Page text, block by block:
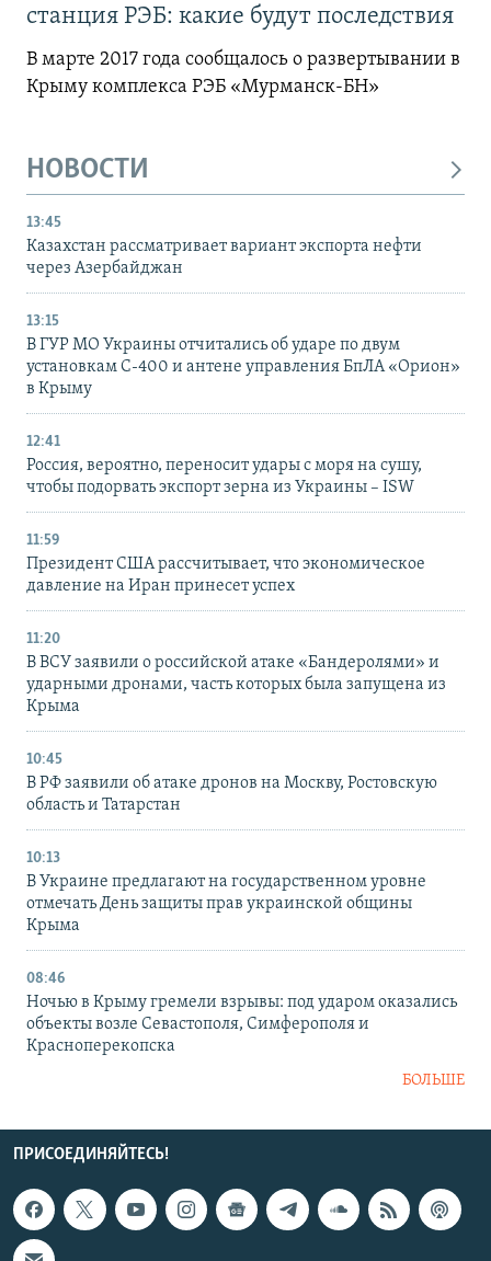
станция РЭБ: какие будут последствия
В марте 2017 года сообщалось о развертывании в
Крыму комплекса РЭБ «Мурманск-БН»
НОВОСТИ
13:45
Казахстан рассматривает вариант экспорта нефти
через Азербайджан
13:15
В ГУР МО Украины отчитались об ударе по двум
установкам С-400 и антене управления БпЛА «Орион»
в Крыму
12:41
Россия, вероятно, переносит удары с моря на сушу,
чтобы подорвать экспорт зерна из Украины – ISW
11:59
Президент США рассчитывает, что экономическое
давление на Иран принесет успех
11:20
В ВСУ заявили о российской атаке «Бандеролями» и
ударными дронами, часть которых была запущена из
Крыма
10:45
В РФ заявили об атаке дронов на Москву, Ростовскую
область и Татарстан
10:13
В Украине предлагают на государственном уровне
отмечать День защиты прав украинской общины
Крыма
08:46
Ночью в Крыму гремели взрывы: под ударом оказались
объекты возле Севастополя, Симферополя и
Красноперекопска
БОЛЬШЕ
ПРИСОЕДИНЯЙТЕСЬ!